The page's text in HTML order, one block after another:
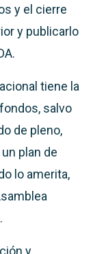
y el cierre
y publicarlo
tiene la
salvo
de pleno,
plan de
lo amerita,
y